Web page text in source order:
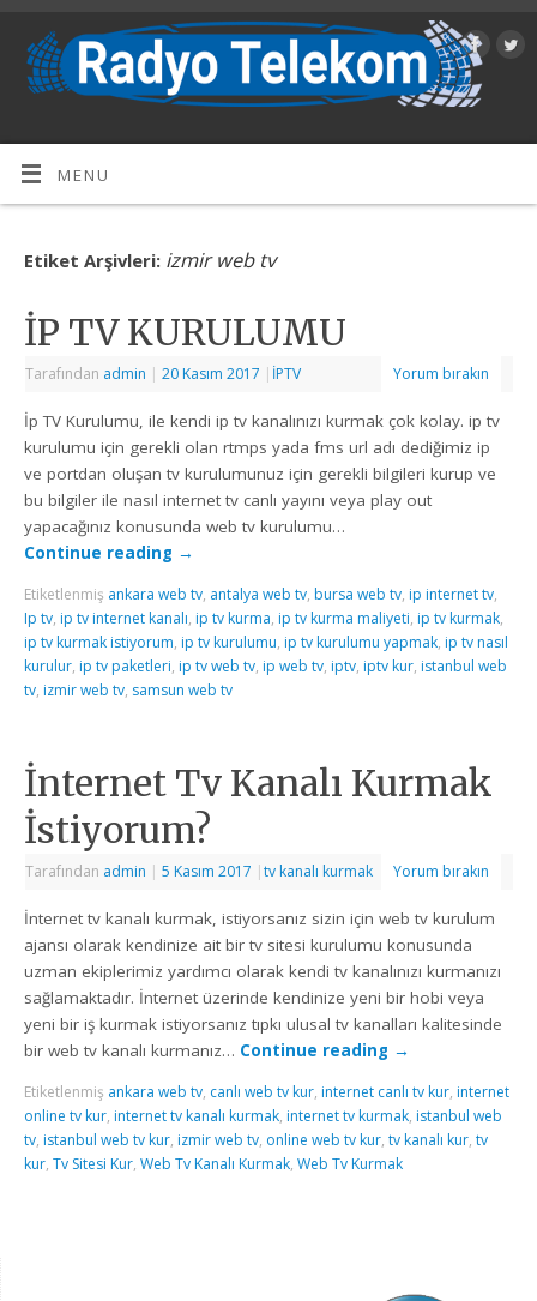
MENU
Etiket Arşivleri: izmir web tv
İP TV KURULUMU
Tarafından admin | 20 Kasım 2017 | İPTV Yorum bırakın
İp TV Kurulumu, ile kendi ip tv kanalınızı kurmak çok kolay. ip tv
kurulumu için gerekli olan rtmps yada fms url adı dediğimiz ip
ve portdan oluşan tv kurulumunuz için gerekli bilgileri kurup ve
bu bilgiler ile nasıl internet tv canlı yayını veya play out
yapacağınız konusunda web tv kurulumu…
Continue reading →
Etiketlenmiş ankara web tv, antalya web tv, bursa web tv, ip internet tv,
Ip tv, ip tv internet kanalı, ip tv kurma, ip tv kurma maliyeti, ip tv kurmak,
ip tv kurmak istiyorum, ip tv kurulumu, ip tv kurulumu yapmak, ip tv nasıl
kurulur, ip tv paketleri, ip tv web tv, ip web tv, iptv, iptv kur, istanbul web
tv, izmir web tv, samsun web tv
İnternet Tv Kanalı Kurmak
İstiyorum?
Tarafından admin | 5 Kasım 2017 |tv kanalı kurmak Yorum bırakın
İnternet tv kanalı kurmak, istiyorsanız sizin için web tv kurulum
ajansı olarak kendinize ait bir tv sitesi kurulumu konusunda
uzman ekiplerimiz yardımcı olarak kendi tv kanalınızı kurmanızı
sağlamaktadır. İnternet üzerinde kendinize yeni bir hobi veya
yeni bir iş kurmak istiyorsanız tıpkı ulusal tv kanalları kalitesinde
bir web tv kanalı kurmanız… Continue reading →
Etiketlenmiş ankara web tv, canlı web tv kur, internet canlı tv kur, internet
online tv kur, internet tv kanalı kurmak, internet tv kurmak, istanbul web
tv, istanbul web tv kur, izmir web tv, online web tv kur,tv kanalı kur,tv
kur,Tv Sitesi Kur,Web Tv Kanalı Kurmak,Web Tv Kurmak